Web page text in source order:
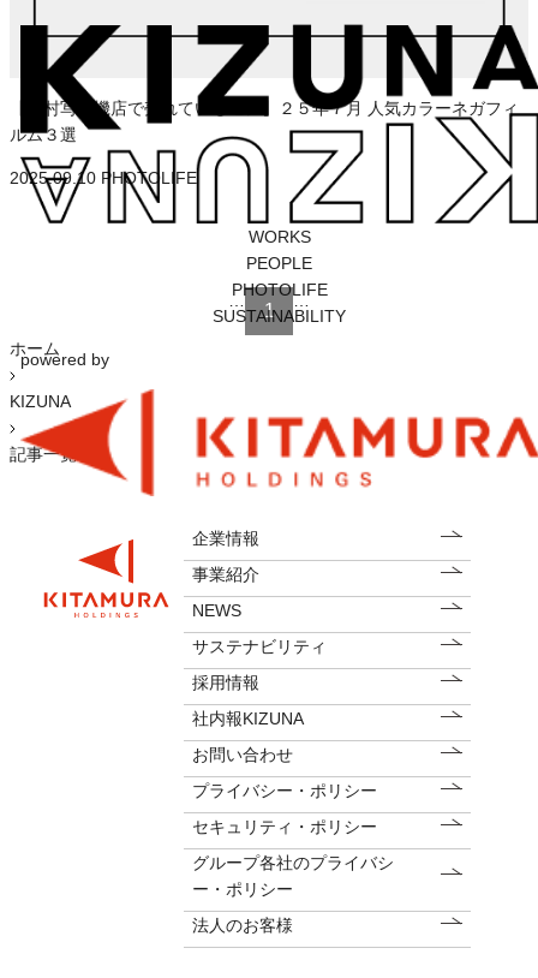
WORKS
PEOPLE
PHOTOLIFE
SUSTAINABILITY
powered by
【北村写真機店で売れているモノ】２５年７月 人気カラーネガフィ
ルム３選
2025.09.10 PHOTOLIFE
… 1 …
ホーム
KIZUNA
記事一覧
企業情報
事業紹介
NEWS
サステナビリティ
採用情報
社内報KIZUNA
お問い合わせ
プライバシー・ポリシー
セキュリティ・ポリシー
グループ各社のプライバシ
ー・ポリシー
法人のお客様